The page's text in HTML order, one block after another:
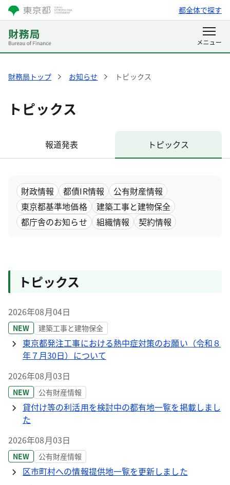
都全体で探す
財務局トップ お知らせ トピックス
トピックス
報道発表 トピックス
財政情報 都債IR情報
公有財産情報
東京都基準地価格
建築工事と建物保全
都庁舎のお知らせ
組織情報 契約情報
トピックス
2026年08月04日
NEW 建築工事と建物保全
東京都発注工事における熱中症対策のお願い（令和８
年７月30日）について
2026年08月03日
NEW 公有財産情報
貸付け等の利活用を検討中の都有地一覧を掲載しまし
た
2026年08月03日
NEW 公有財産情報
区市町村への情報提供地一覧を更新しました